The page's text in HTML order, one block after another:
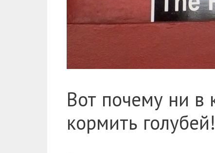
Вот почему ни в
кормить голубей!